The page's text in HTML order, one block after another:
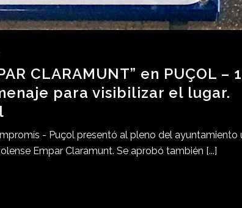
CLARAMUNT” en PUÇOL –
para visibilizar el lugar.
- Puçol presentó al pleno del ayuntamiento
Empar Claramunt. Se aprobó también [...]